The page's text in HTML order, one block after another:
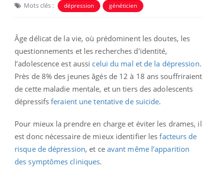
Mots clés : dépression généticien
Âge délicat de la vie, où prédominent les doutes, les
questionnements et les recherches d’identité,
l’adolescence est aussi celui du mal et de la dépression.
Près de 8% des jeunes âgés de 12 à 18 ans souffriraient
de cette maladie mentale, et un tiers des adolescents
dépressifsferaient une tentative de suicide.
Pour mieux la prendre en charge et éviter les drames, il
est donc nécessaire de mieux identifier lesfacteurs de
risque de dépression, et ce avant même l’apparition
des symptômes cliniques.